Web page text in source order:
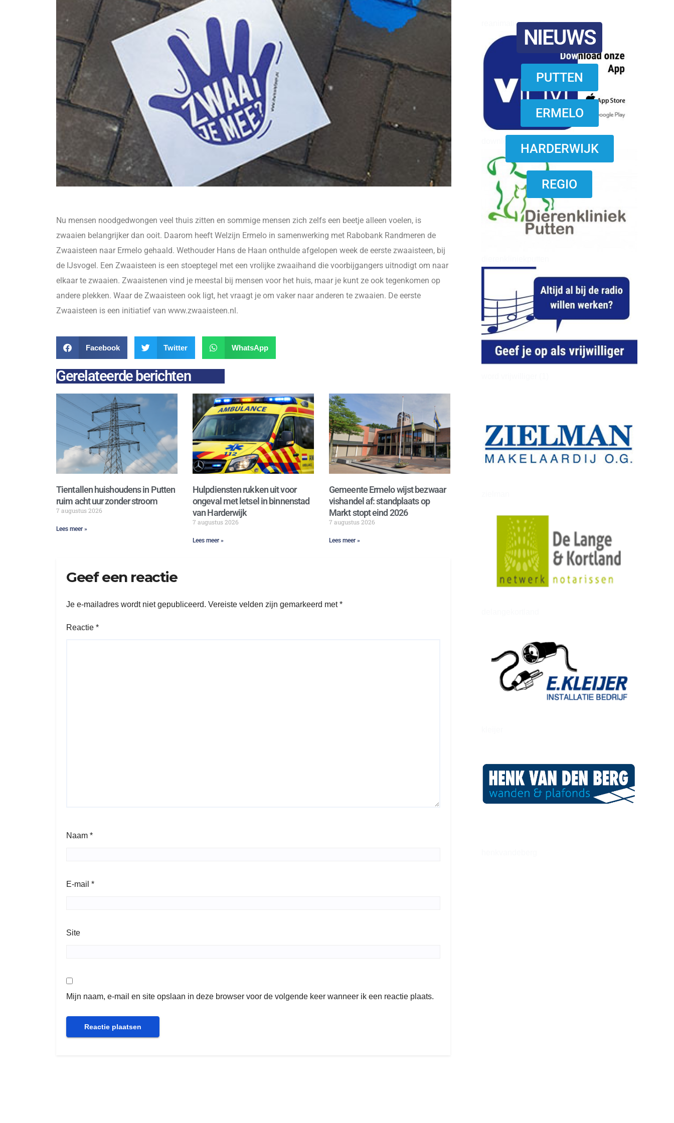
reanimatie ermelo
NIEUWS
PUTTEN
ERMELO
HARDERWIJK
REGIO
Nu mensen noodgedwongen veel thuis zitten en sommige mensen zich zelfs een beetje alleen voelen, is
zwaaien belangrijker dan ooit. Daarom heeft Welzijn Ermelo in samenwerking met Rabobank Randmeren de
Zwaaisteen naar Ermelo gehaald. Wethouder Hans de Haan onthulde afgelopen week de eerste zwaaisteen, bij
de IJsvogel. Een Zwaaisteen is een stoeptegel met een vrolijke zwaaihand die voorbijgangers uitnodigt om naar
elkaar te zwaaien. Zwaaistenen vind je meestal bij mensen voor het huis, maar je kunt ze ook tegenkomen op
andere plekken. Waar de Zwaaisteen ook ligt, het vraagt je om vaker naar anderen te zwaaien. De eerste
Zwaaisteen is een initiatief van www.zwaaisteen.nl.
Facebook Twitter WhatsApp
Gerelateerde berichten
Tientallen huishoudens in Putten
ruim acht uur zonder stroom
7 augustus 2026
Lees meer »
Hulpdiensten rukken uit voor
ongeval met letsel in binnenstad
van Harderwijk
7 augustus 2026
Lees meer »
Gemeente Ermelo wijst bezwaar
vishandel af: standplaats op
Markt stopt eind 2026
7 augustus 2026
Lees meer »
Geef een reactie
Je e-mailadres wordt niet gepubliceerd. Vereiste velden zijn gemarkeerd met*
Reactie *
Naam *
E-mail *
Site
Mijn naam, e-mail en site opslaan in deze browser voor de volgende keer wanneer ik een reactie plaats.